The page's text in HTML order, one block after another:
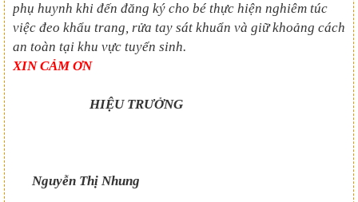
phụ huynh khi đến đăng ký cho bé thực hiện nghiêm túc
việc đeo khẩu trang, rửa tay sát khuẩn và giữ khoảng cách
an toàn tại khu vực tuyển sinh.
XIN CẢM ƠN
HIỆU TRƯỞNG
Nguyễn Thị Nhung